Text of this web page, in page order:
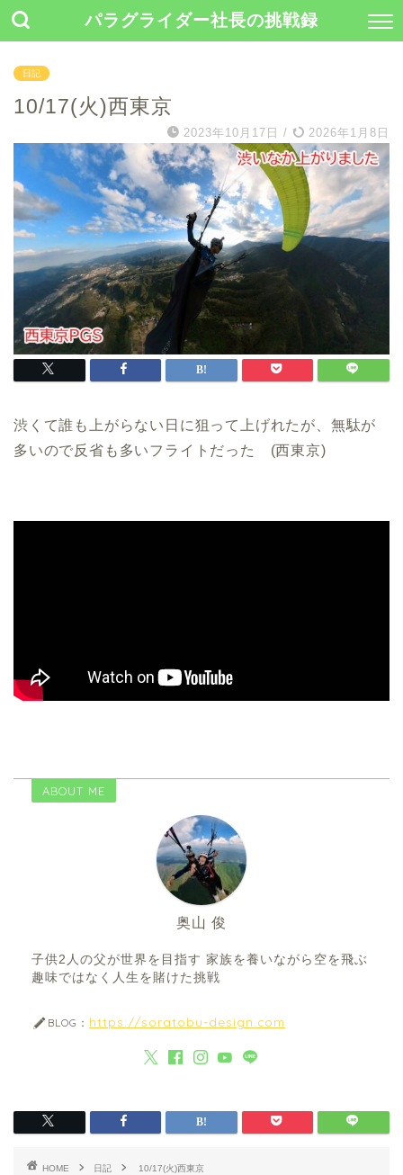
パラグライダー社長の挑戦録
日記
10/17(火)西東京
2023年10月17日 / 2026年1月8日
渋くて誰も上がらない日に狙って上げれたが、無駄が
多いので反省も多いフライトだった (西東京)
ABOUT ME
奥山 俊
子供2人の父が世界を目指す 家族を養いながら空を飛ぶ
趣味ではなく人生を賭けた挑戦
BLOG： https://soratobu-design.com
HOME 日記 10/17(火)西東京